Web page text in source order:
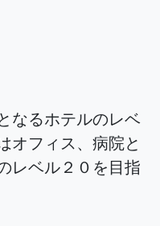
なるホテルのレベ
オフィス、病院と
ベル２０を目指